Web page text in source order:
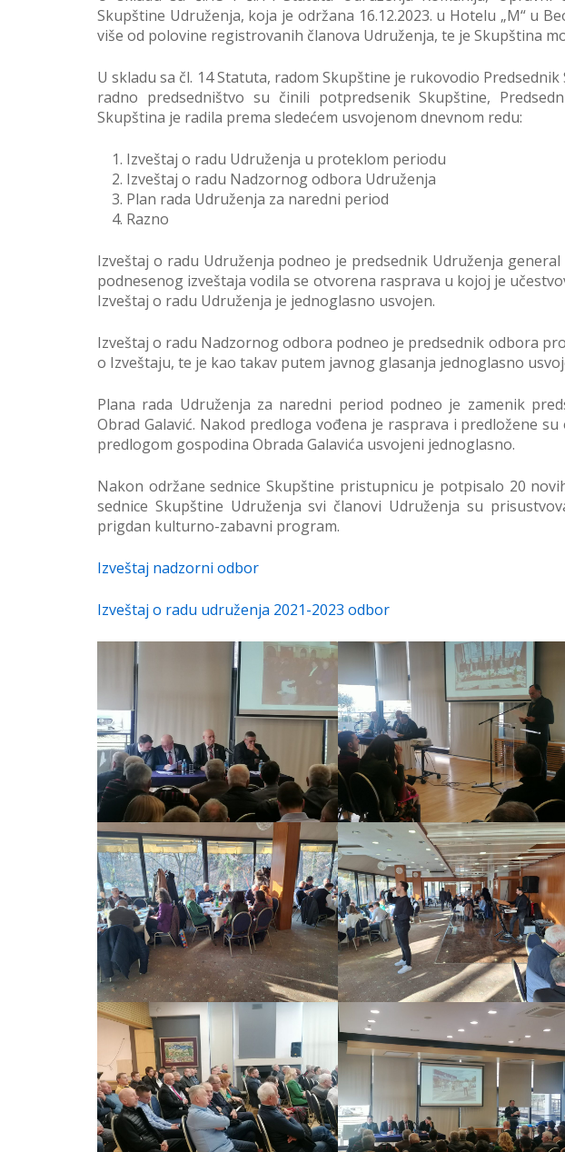
Skupštine Udruženja, koja je održana 16.12.2023. u Hotelu „M“ u
više od polovine registrovanih članova Udruženja, te je Skupština
U skladu sa čl. 14 Statuta, radom Skupštine je rukovodio
radno predsedništvo su činili potpredsenik Skupštine,
Skupština je radila prema sledećem usvojenom dnevnom redu:
Izveštaj o radu Udruženja u proteklom periodu
Izveštaj o radu Nadzornog odbora Udruženja
Plan rada Udruženja za naredni period
Razno
Izveštaj o radu Udruženja podneo je predsednik Udruženja
podnesenog izveštaja vodila se otvorena rasprava u kojoj je
Izveštaj o radu Udruženja je jednoglasno usvojen.
Izveštaj o radu Nadzornog odbora podneo je predsednik odbora
o Izveštaju, te je kao takav putem javnog glasanja jednoglasno
Plana rada Udruženja za naredni period podneo je zamenik
Obrad Galavić. Nakod predloga vođena je rasprava i predložene
predlogom gospodina Obrada Galavića usvojeni jednoglasno.
Nakon održane sednice Skupštine pristupnicu je potpisalo 20
sednice Skupštine Udruženja svi članovi Udruženja su
prigdan kulturno-zabavni program.
Izveštaj nadzorni odbor
Izveštaj o radu udruženja 2021-2023 odbor